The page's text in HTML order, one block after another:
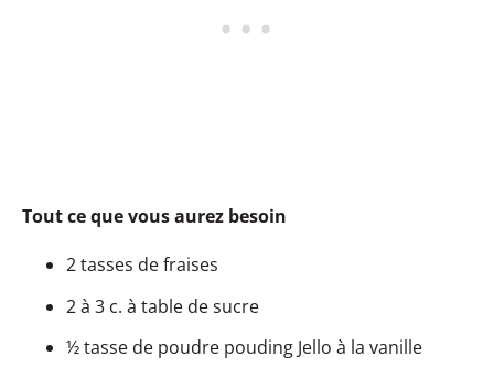
Tout ce que vous aurez besoin
2 tasses de fraises
2 à 3 c. à table de sucre
½ tasse de poudre pouding Jello à la vanille